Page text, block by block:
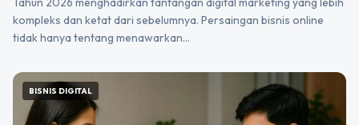
kompleks dan ketat dari sebelumnya. Persaingan bisnis online
tidak hanya tentang menawarkan…
BISNIS DIGITAL